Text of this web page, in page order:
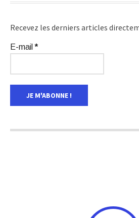
Recevez les derniers articles
E-mail*